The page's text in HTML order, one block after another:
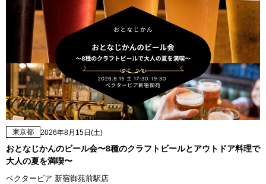
東京都 2026年8月15日(土)
おとなじかんのビール会〜8種のクラフトビールとアウトドア料理で
大人の夏を満喫〜
ベクタービア 新宿御苑前駅店